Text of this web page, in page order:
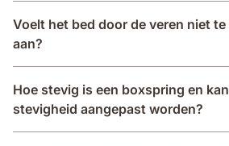
Voelt het bed door de veren niet
aan?
Hoe stevig is een boxspring en
stevigheid aangepast worden?